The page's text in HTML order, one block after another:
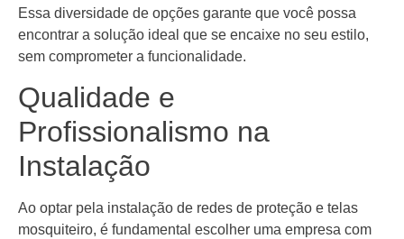
Essa diversidade de opções garante que você possa
encontrar a solução ideal que se encaixe no seu estilo,
sem comprometer a funcionalidade.
Qualidade e
Profissionalismo na
Instalação
Ao optar pela instalação de redes de proteção e telas
mosquiteiro, é fundamental escolher uma empresa com